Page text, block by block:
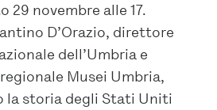
29 novembre alle 17.
D’Orazio, direttore
dell’Umbria e
Musei Umbria,
la storia degli Stati Uniti